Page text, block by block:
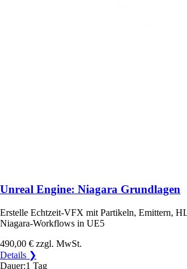
Unreal Engine: Niagara Grundlagen
Erstelle Echtzeit-VFX mit Partikeln, Emittern,
Niagara-Workflows in UE5
490,00 € zzgl. MwSt.
Details ❯
Dauer:1 Tag